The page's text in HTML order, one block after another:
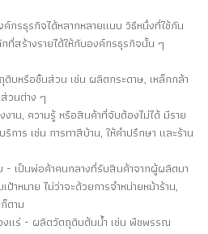
กรธุรกิจได้หลากหลายแบบ วิธีหนึ่งที่ใช้กัน
ที่สร้างรายได้ให้กับองค์กรธุรกิจนั้น ๆ
หรือชิ้นส่วน เช่น ผลิตกระดาษ, เหล็กกล้า
วนต่าง ๆ
งาน, ความรู้ หรือสินค้าที่จับต้องไม่ได้ มีราย
การ เช่น การทาสีบ้าน, ให้คำปรึกษา และร้าน
- เป็นพ่อค้าคนกลางที่รับสินค้าจากผู้ผลิตมา
าหมาย ไม่ว่าจะด้วยการจำหน่ายหน้าร้าน,
ตาม
งแร่ - ผลิตวัตถุดิบต้นน้ำ เช่น พืชพรรณ